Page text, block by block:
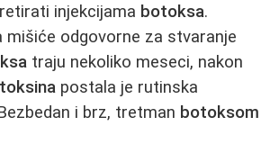
injekcijama botoksa.
odgovorne za stvaranje
traju nekoliko meseci, nakon
postala je rutinska
i brz, tretman botoksom